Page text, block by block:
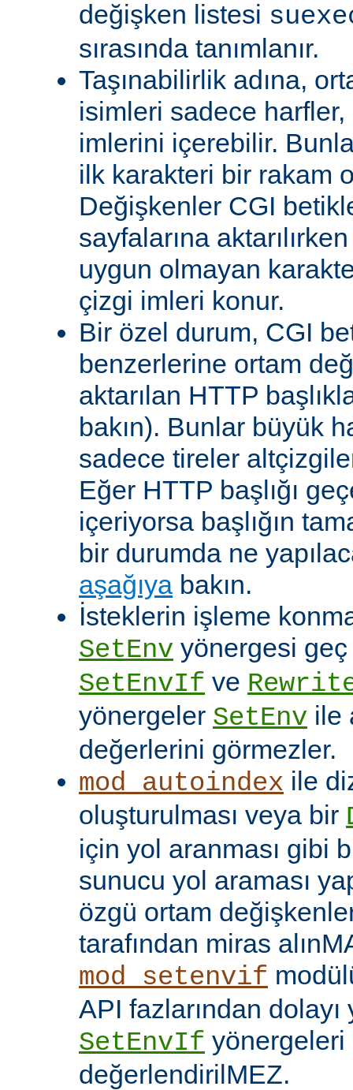
değişken listesi
sırasında tanımlanır.
Taşınabilirlik adına,
isimleri sadece
imlerini içerebilir.
ilk karakteri bir rakam
Değişkenler CGI
sayfalarına
uygun olmayan
çizgi imleri konur.
Bir özel durum, CGI
benzerlerine ortam
aktarılan HTTP
bakın). Bunlar büyük
sadece tireler
Eğer HTTP başlığı
içeriyorsa başlığın
bir durumda ne
aşağıya bakın.
İsteklerin işleme
SetEnv yönergesi geç
SetEnvIf ve
yönergeler SetEnv ile
değerlerini görmezler.
mod_autoindex ile
oluşturulması veya bir
için yol aranması gibi
sunucu yol araması
özgü ortam
tarafından miras
mod_setenvif
API fazlarından
SetEnvIf yönergeleri
değerlendirilMEZ.